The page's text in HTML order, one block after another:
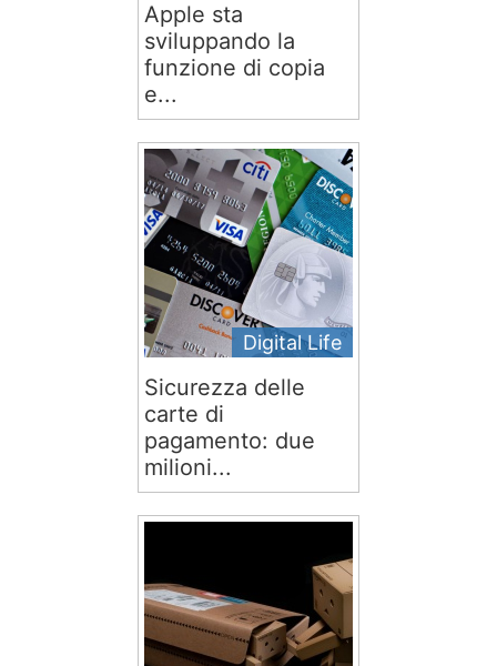
Apple sta
sviluppando la
funzione di copia
e...
Digital Life
Sicurezza delle
carte di
pagamento: due
milioni...